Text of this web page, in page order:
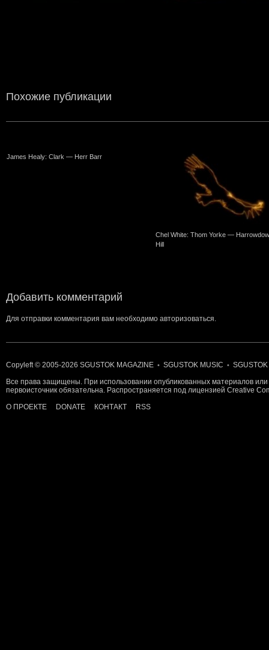
Похожие публикации
James Healy: Clark — Herr Barr
Chel White: Thom Yorke —
Hill
Добавить комментарий
Для отправки комментария вам необходимо авторизоваться.
Copyleft © 2005-2026 SGUSTOK MAGAZINE • SGUSTOK MUSIC •
Все права защищены. При использовании опубликованных материалов
первоисточник обязательна. Распространяется под лицензией Creative
О ПРОЕКТЕ
DONATE КОНТАКТ RSS